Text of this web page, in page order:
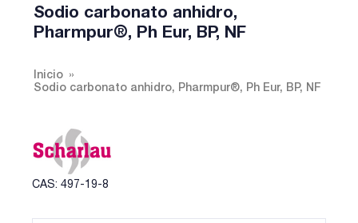
Sodio carbonato anhidro,
Pharmpur®, Ph Eur, BP, NF
Inicio
Sodio carbonato anhidro, Pharmpur®, Ph Eur, BP, NF
CAS: 497-19-8